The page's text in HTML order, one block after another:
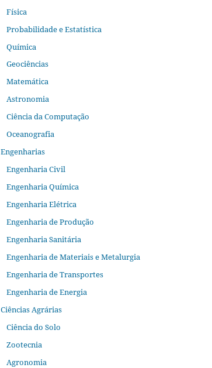
Física
Probabilidade e Estatística
Química
Geociências
Matemática
Astronomia
Ciência da Computação
Oceanografia
Engenharias
Engenharia Civil
Engenharia Química
Engenharia Elétrica
Engenharia de Produção
Engenharia Sanitária
Engenharia de Materiais e Metalurgia
Engenharia de Transportes
Engenharia de Energia
Ciências Agrárias
Ciência do Solo
Zootecnia
Agronomia